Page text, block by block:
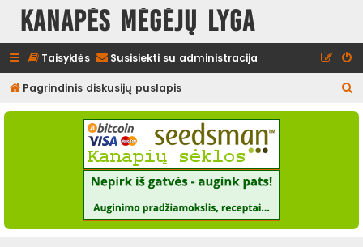
Kanapės mėgėjų lyga
Taisyklės Susisiekti su administracija
Pagrindinis diskusijų puslapis
e